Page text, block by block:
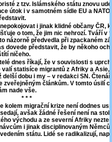
z tzv. Islámského státu znovu
útok i v samotném sídle EU a NATO
i jinak klidné občany ČR,
o tom, že jim nic nehrozí. Tváří v
názorně předvedla při zpackaném
dovede představit, že by někoho
ničeho.
dnes říkají, že v souvislosti s
statisíce migrantů z Afriky a Asie,
dobu i my – v redakci SN.
článkům. V tomto úsilí
nade vše.
* * *
kolem migrační krize není dodnes
avšak žádné řešení není na
východu a ze severní Afriky
i jinak disciplinovaným
státu. Lidé se radikalizují,